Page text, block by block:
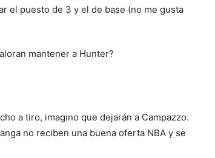
el puesto de 3 y el de base (no me gusta
mantener a Hunter?
a tiro, imagino que dejarán a Campazzo.
no reciben una buena oferta NBA y se